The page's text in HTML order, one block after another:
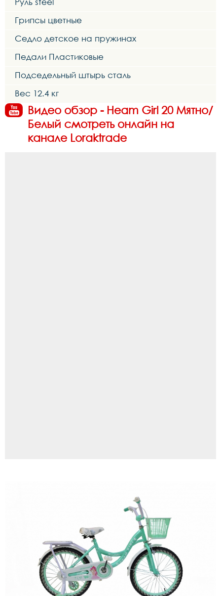
Грипсы цветные
Седло детское на пружинах
Педали Пластиковые
Подседельный штырь сталь
Вес 12.4 кг
Видео обзор - Heam Girl 20 Мятно/
Белый смотреть онлайн на
канале Loraktrade